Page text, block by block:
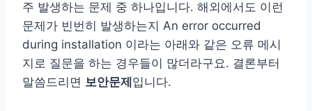
주 발생하는 문제 중 하나입니다. 해외에서도 이런
문제가 빈번히 발생하는지 An error occurred
during installation 이라는 아래와 같은 오류 메시
지로 질문을 하는 경우들이 많더라구요. 결론부터
말씀드리면 보안문제 입니다.